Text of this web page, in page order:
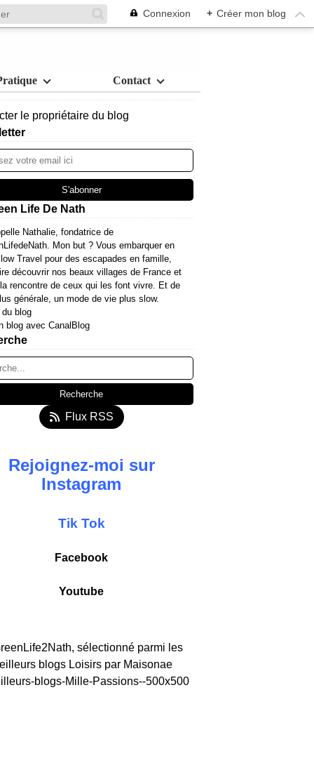
Connexion + Créer mon blog
Contact
le propriétaire du blog
Life De Nath
Nathalie, fondatrice de
Mon but ? Vous embarquer en
Travel pour des escapades en famille,
découvrir nos beaux villages de France et
rencontre de ceux qui les font vivre. Et de
générale, un mode de vie plus slow.
blog
blog avec CanalBlog
Flux RSS
Rejoignez-moi sur
Instagram
Tik Tok
Facebook
Youtube
sélectionné parmi les
blogs Loisirs par Maisonae